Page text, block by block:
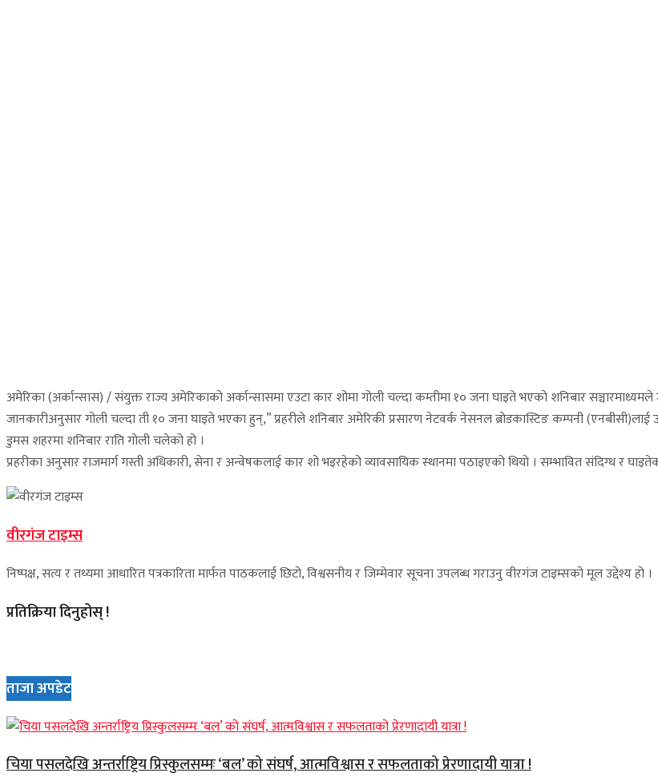
अमेरिका (अर्कान्सास) / संयुक्त राज्य अमेरिकाको अर्कान्सासमा एउटा कार शोमा गोली चल्दा कम्तीमा १० जना घाइते भएको शनिबार सञ्चारमाध्यमले
जानकारीअनुसार गोली चल्दा ती १० जना घाइते भएका हुन्,” प्रहरीले शनिबार अमेरिकी प्रसारण नेटवर्क नेसनल ब्रोडकास्टिङ कम्पनी (एनबीसी)लाई
डुमस शहरमा शनिबार राति गोली चलेको हो ।
प्रहरीका अनुसार राजमार्ग गस्ती अधिकारी, सेना र अन्वेषकलाई कार शो भइरहेको व्यावसायिक स्थानमा पठाइएको थियो । सम्भावित संदिग्ध
वीरगंज टाइम्स
निष्पक्ष, सत्य र तथ्यमा आधारित पत्रकारिता मार्फत पाठकलाई छिटो, विश्वसनीय र जिम्मेवार सूचना उपलब्ध गराउनु वीरगंज टाइम्सको मूल उद्देश्य हो ।
प्रतिक्रिया दिनुहोस् !
ताजा अपडेट
चिया पसलदेखि अन्तर्राष्ट्रिय प्रिस्कुलसम्मः ‘बल’ को संघर्ष, आत्मविश्वास र सफलताको प्रेरणादायी यात्रा !